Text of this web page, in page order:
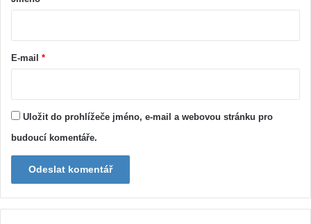
E-mail *
Uložit do prohlížeče jméno, e-mail a webovou stránku pro
budoucí komentáře.